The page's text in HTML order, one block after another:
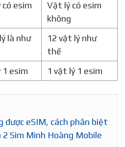
Vật lý của nước
Vật lý cũ
là sao
Vật lý sao
là như
12 vật lý như
thế